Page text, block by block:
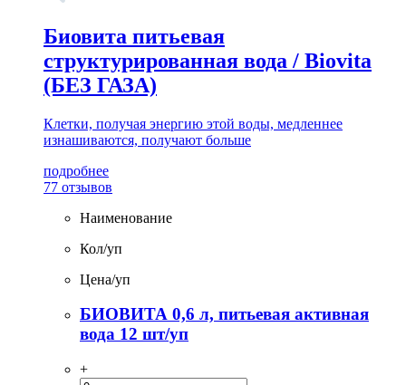
Биовита питьевая
структурированная вода / Biovita
(БЕЗ ГАЗА)
Клетки, получая энергию этой воды, медленнее
изнашиваются, получают больше
подробнее
77 отзывов
Наименование
Кол/уп
Цена/уп
БИОВИТА 0,6 л, питьевая активная
вода 12 шт/уп
+